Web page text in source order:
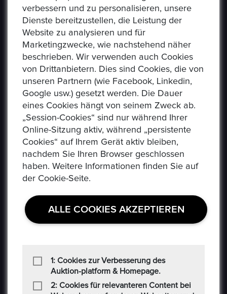
Epoxa ist eine Online-Plattform, mit der Benutzer
Münzen, Medaillen, Edelmetalle und andere
Sammlerstücke auf einer E-Auction-Plattform in den
Formaten Jetzt kaufen / Angebot / Gebot kaufen und
verkaufen können. Epoxa bietet zusätzlich einen
Umtauschservice von DM zu EUR an. Mit diesem
Service können Personen, die sich weit entfernt von
den regionalen Standorten der Bundesbank befinden
(www.ezb.europa.eu), ihre DM-Währung in Euro
umtauschen.
verbessern und zu personalisieren, unsere
Dienste bereitzustellen, die Leistung der
Website zu analysieren und für
Marketingzwecke, wie nachstehend näher
beschrieben. Wir verwenden auch Cookies
von Drittanbietern. Dies sind Cookies, die von
unseren Partnern (wie Facebook, Linkedin,
Google usw.) gesetzt werden. Die Dauer
eines Cookies hängt von seinem Zweck ab.
„Session-Cookies“ sind nur während Ihrer
Online-Sitzung aktiv, während „persistente
Cookies“ auf Ihrem Gerät aktiv bleiben,
nachdem Sie Ihren Browser geschlossen
haben. Weitere Informationen finden Sie auf
der Cookie-Seite.
ALLE COOKIES AKZEPTIEREN
1: Cookies zur Verbesserung des
Auktion-platform & Homepage.
2: Cookies für relevanteren Content bei